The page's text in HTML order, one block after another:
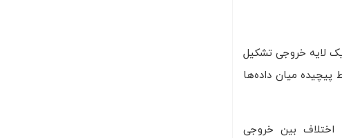
لایه خروجی تشکیل
پیچیده میان داده‌ها
اختلاف بین خروجی